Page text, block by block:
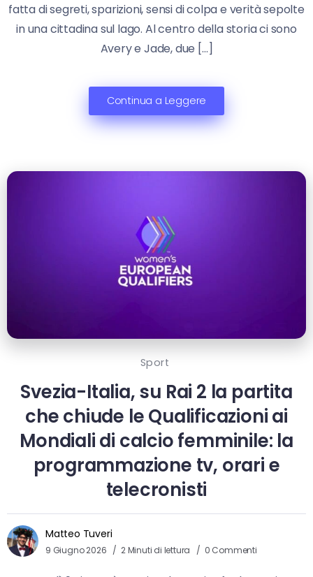
fatta di segreti, sparizioni, sensi di colpa e verità sepolte
in una cittadina sul lago. Al centro della storia ci sono
Avery e Jade, due […]
Continua a Leggere
Sport
Svezia-Italia, su Rai 2 la partita
che chiude le Qualificazioni ai
Mondiali di calcio femminile: la
programmazione tv, orari e
telecronisti
Matteo Tuveri
9 Giugno 2026 2 Minuti di lettura 0 Commenti